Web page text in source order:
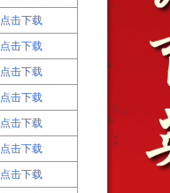
点击下载
点击下载
点击下载
点击下载
点击下载
点击下载
点击下载